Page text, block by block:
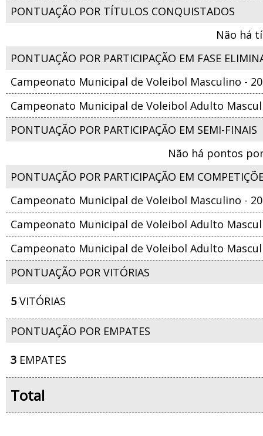
PONTUAÇÃO POR TÍTULOS CONQUISTADOS
Não há
PONTUAÇÃO POR PARTICIPAÇÃO EM FASE
Campeonato Municipal de Voleibol Masculino -
Campeonato Municipal de Voleibol Adulto
PONTUAÇÃO POR PARTICIPAÇÃO EM SEMI-FINAIS
Não há pontos
PONTUAÇÃO POR PARTICIPAÇÃO EM
Campeonato Municipal de Voleibol Masculino -
Campeonato Municipal de Voleibol Adulto
Campeonato Municipal de Voleibol Adulto
PONTUAÇÃO POR VITÓRIAS
5VITÓRIAS
PONTUAÇÃO POR EMPATES
3 EMPATES
Total